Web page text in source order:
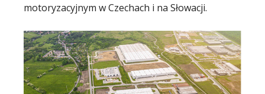
motoryzacyjnym w Czechach i na Słowacji.